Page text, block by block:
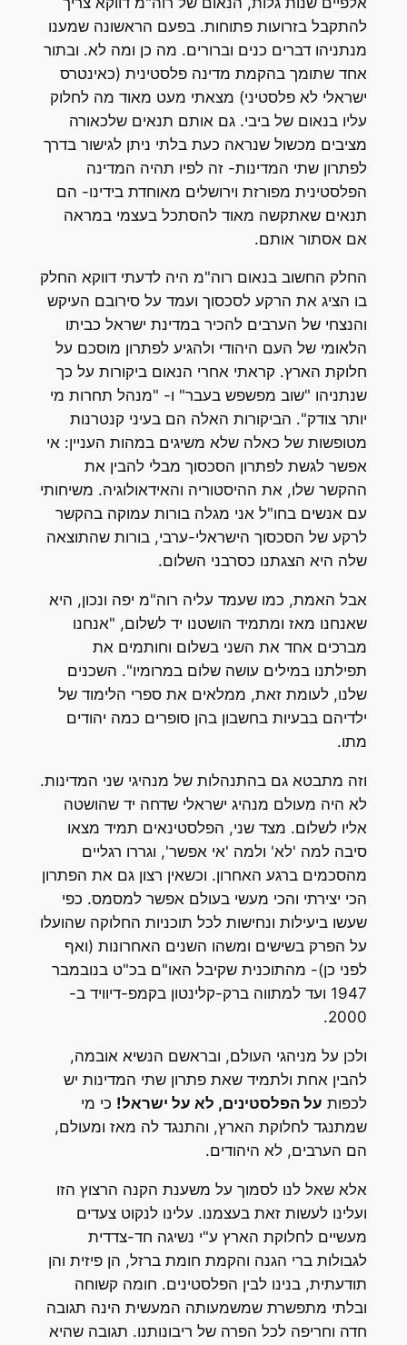
להתקבל בזרועות פתוחות. בפעם הראשונה שמענו
מנתניהו דברים כנים וברורים. מה כן ומה לא. ובתור
אחד שתומך בהקמת מדינה פלסטינית (כאינטרס
ישראלי לא פלסטיני) מצאתי מעט מאוד מה לחלוק
עליו בנאום של ביבי. גם אותם תנאים שלכאורה
מציבים מכשול שנראה כעת בלתי ניתן לגישור בדרך
לפתרון שתי המדינות- זה לפיו תהיה המדינה
הפלסטינית מפורזת וירושלים מאוחדת בידינו- הם
תנאים שאתקשה מאוד להסתכל בעצמי במראה
אם אסתור אותם.
החלק החשוב בנאום רוה"מ היה לדעתי דווקא החלק
בו הציג את הרקע לסכסוך ועמד על סירובם העיקש
והנצחי של הערבים להכיר במדינת ישראל כביתו
הלאומי של העם היהודי ולהגיע לפתרון מוסכם על
חלוקת הארץ. קראתי אחרי הנאום ביקורות על כך
שנתניהו "שוב מפשפש בעבר" ו- "מנהל תחרות מי
יותר צודק". הביקורות האלה הם בעיני קנטרנות
מטופשות של כאלה שלא משיגים במהות העניין: אי
אפשר לגשת לפתרון הסכסוך מבלי להבין את
ההקשר שלו, את ההיסטוריה והאידאולוגיה. משיחותי
עם אנשים בחו"ל אני מגלה בורות עמוקה בהקשר
לרקע של הסכסוך הישראלי-ערבי, בורות שהתוצאה
שלה היא הצגתנו כסרבני השלום.
אבל האמת, כמו שעמד עליה רוה"מ יפה ונכון, היא
שאנחנו מאז ומתמיד הושטנו יד לשלום, "אנחנו
מברכים אחד את השני בשלום וחותמים את
תפילתנו במילים עושה שלום במרומיו". השכנים
שלנו, לעומת זאת, ממלאים את ספרי הלימוד של
ילדיהם בבעיות בחשבון בהן סופרים כמה יהודים
וזה מתבטא גם בהתנהלות של מנהיגי שני המדינות.
לא היה מעולם מנהיג ישראלי שדחה יד שהושטה
אליו לשלום. מצד שני, הפלסטינאים תמיד מצאו
סיבה למה 'לא' ולמה 'אי אפשר', וגררו רגליים
מהסכמים ברגע האחרון. וכשאין רצון גם את הפתרון
הכי יצירתי והכי מעשי בעולם אפשר למסמס. כפי
שעשו ביעילות ונחישות לכל תוכניות החלוקה שהועלו
על הפרק בשישים ומשהו השנים האחרונות (ואף
לפני כן)- מהתוכנית שקיבל האו"ם בכ"ט בנובמבר
1947 ועד למתווה ברק-קלינטון בקמפ-דיוויד ב-
2000.
ולכן על מניהגי העולם, ובראשם הנשיא אובמה,
להבין אחת ולתמיד שאת פתרון שתי המדינות יש
לכפותעל הפלסטינים, לא על ישראל!כי מי
שמתנגד לחלוקת הארץ, והתנגד לה מאז ומעולם,
הם הערבים, לא היהודים.
אלא שאל לנו לסמוך על משענת הקנה הרצוץ הזו
ועלינו לעשות זאת בעצמנו. עלינו לנקוט צעדים
מעשיים לחלוקת הארץ ע"י נשיגה חד-צדדית
לגבולות ברי הגנה והקמת חומת ברזל, הן פיזית והן
תודעתית, בנינו לבין הפלסטינים. חומה קשוחה
ובלתי מתפשרת שמשמעותה המעשית הינה תגובה
חדה וחריפה לכל הפרה של ריבונותנו. תגובה שהיא